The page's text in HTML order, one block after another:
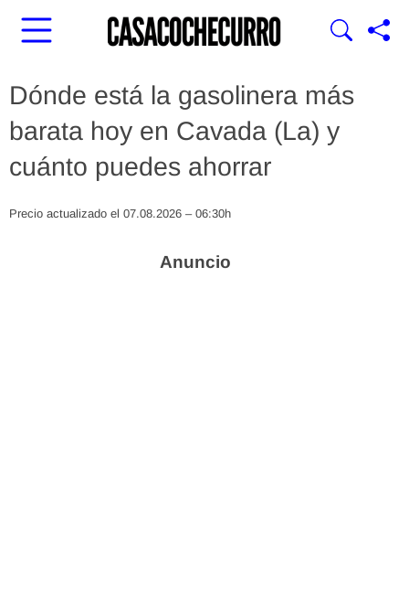
Dónde está la gasolinera más
barata hoy en Cavada (La) y
cuánto puedes ahorrar
Precio actualizado el 07.08.2026 – 06:30h